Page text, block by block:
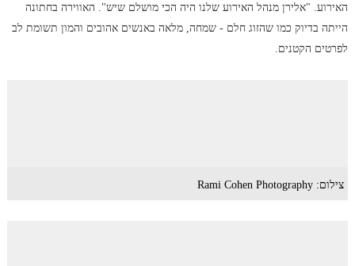
האירוע. "אלירן מנהל האירוע שלנו היה הכי מושלם שיש". האווירה בחתונה
הייתה בדיוק כמו שהזוג חלם - שמחה, מלאה באנשים אהובים והמון תשומת לב
לפרטים הקטנים.
צילום: Rami Cohen Photography